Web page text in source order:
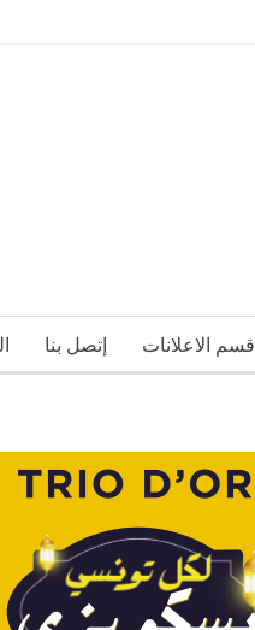
قسم الاعلانات إتصل بنا